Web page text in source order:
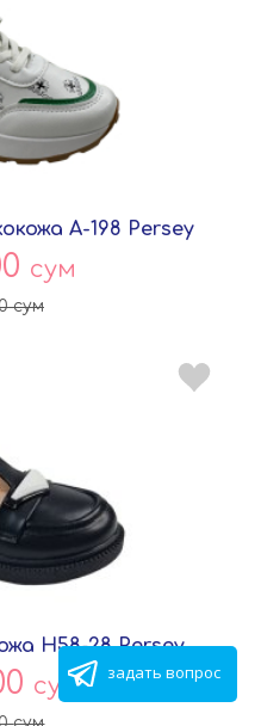
задать вопрос
A-198 Persey
сум
сум
H58-28 Persey
сум